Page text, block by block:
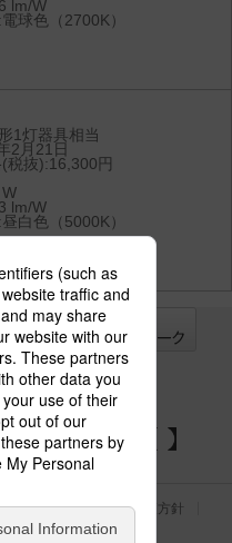
lm/W
球色（2700K）
1灯器具相当
2月21日
税抜):16,300円
lm/W
白色（5000K）
を
SNSアカウント
リシー
個人情報保護方針
ディングス